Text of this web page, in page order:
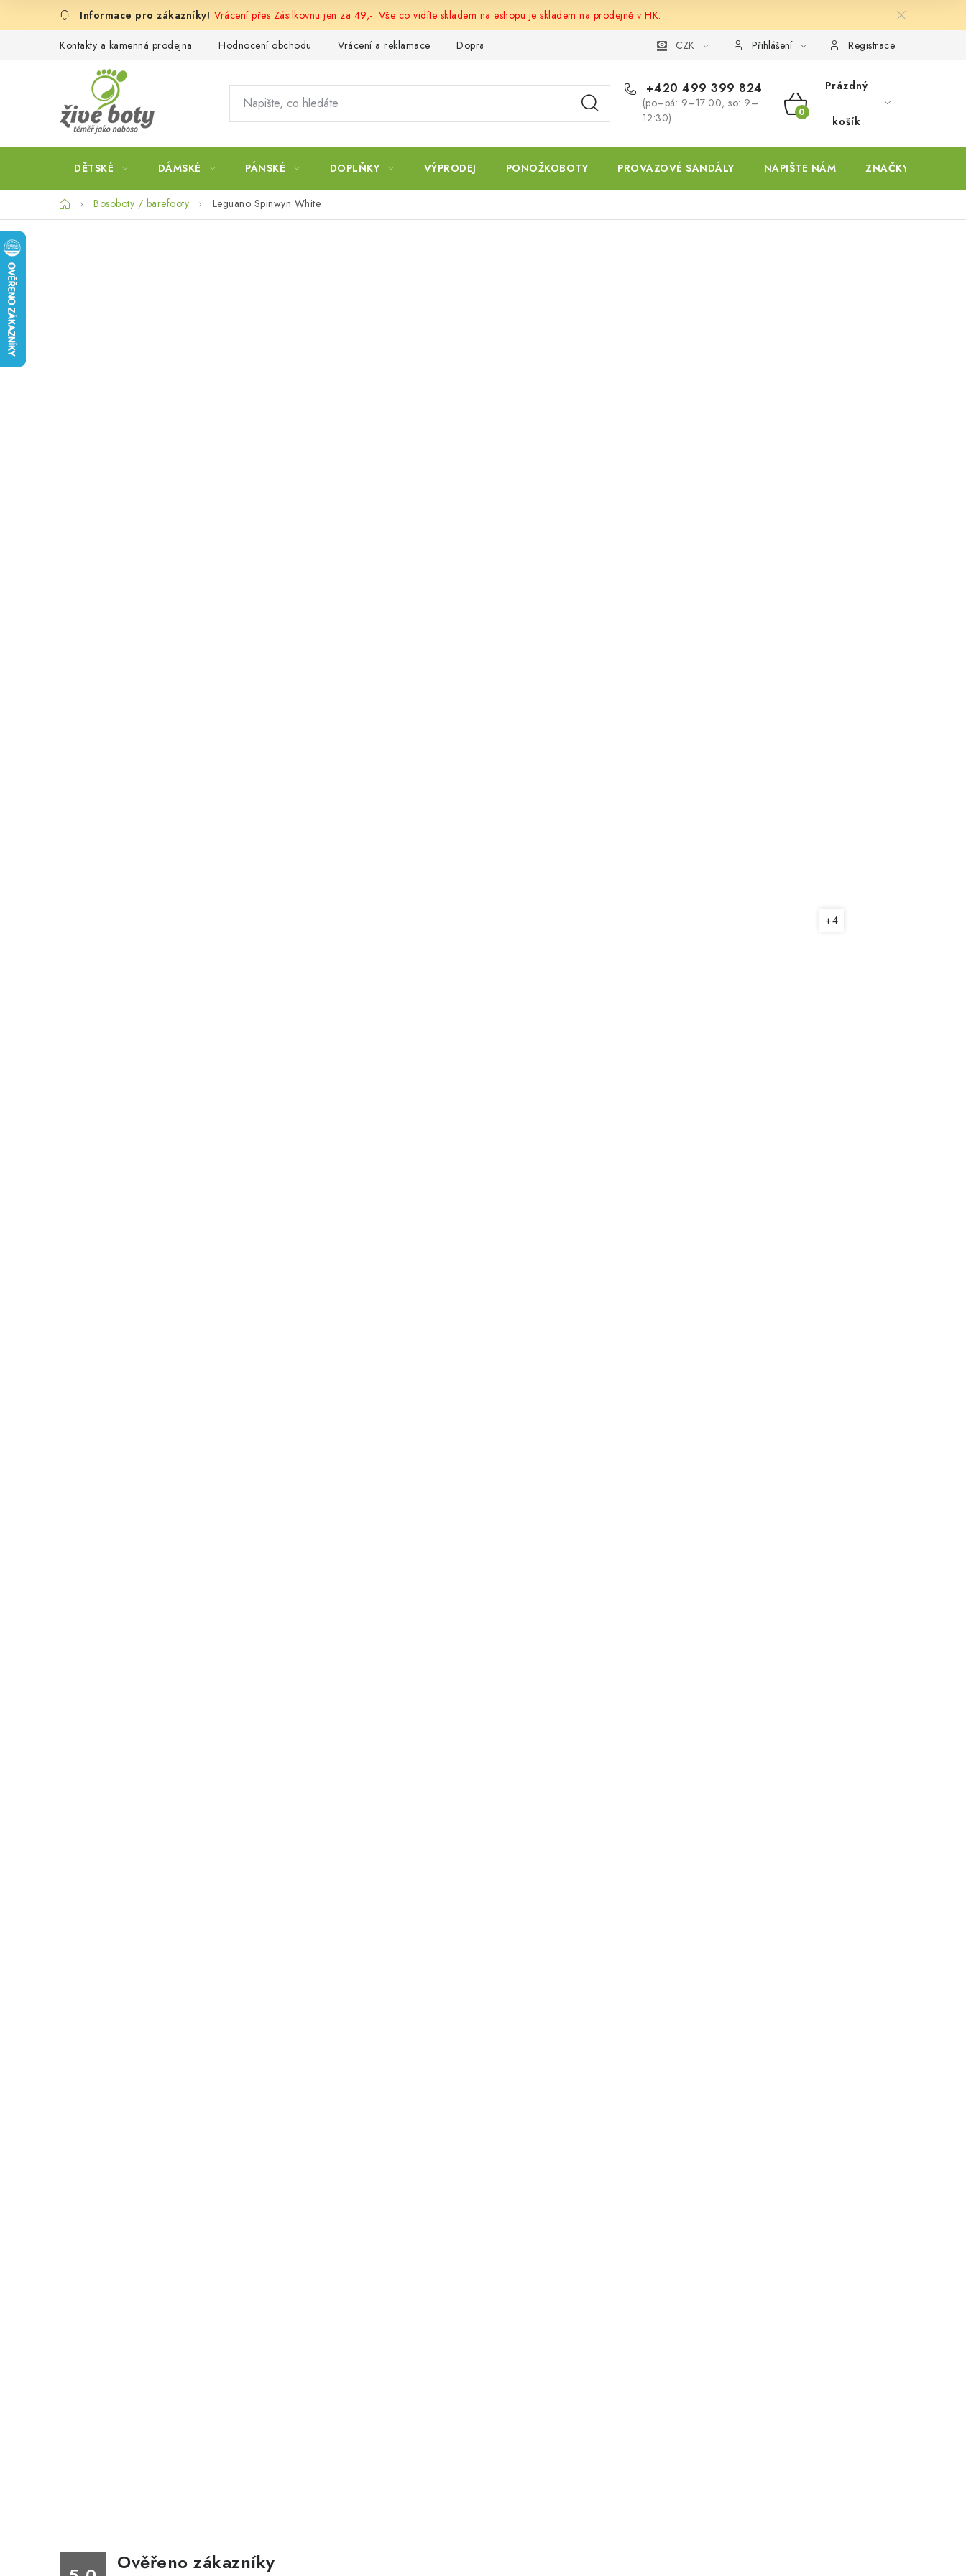
Vrácení přes Zásilkovnu jen za 49,-. Vše co vidíte skladem na eshopu je skladem na prodejně v HK.
Kontakty a kamenná prodejna Hodnocení obchodu Vrácení a reklamace Doprava a platba CZK Přihlášení Registrace
+420 499 399 824
(po–pá: 9–17:00, so: 9–
12:30)
NÁKUPNÍ
KOŠÍK
Prázdný
košík
DĚTSKÉ DÁMSKÉ PÁNSKÉ DOPLŇKY VÝPRODEJ PONOŽKOBOTY PROVAZOVÉ SANDÁLY NAPIŠTE NÁM ZNAČKY
DomůBosoboty / barefooty Leguano Spinwyn White
Ověřeno zákazníky